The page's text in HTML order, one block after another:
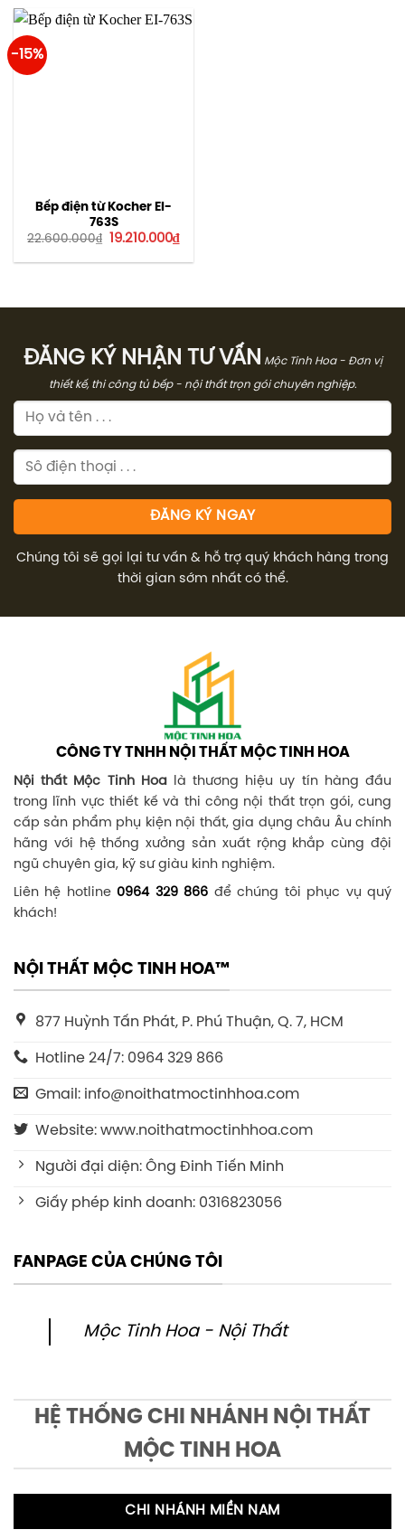
14.880.000₫.
-15%
Bếp điện từ Kocher EI-
763S
22.600.000₫ Giá
là:
19.210.000₫Giá
tại
ĐĂNG KÝ NHẬN TƯ VẤN
Mộc Tinh Hoa - Đơn vị
thiết kế, thi công tủ bếp - nội thất trọn gói chuyên nghiệp.
Chúng tôi sẽ gọi lại tư vấn & hỗ trợ quý khách hàng trong
thời gian sớm nhất có thể.
CÔNG TY TNHH NỘI THẤT MỘC TINH HOA
Nội thất Mộc Tinh Hoalà thương hiệu uy tín hàng đầu
trong lĩnh vực thiết kế và thi công nội thất trọn gói, cung
cấp sản phẩm phụ kiện nội thất, gia dụng châu Âu chính
hãng với hệ thống xưởng sản xuất rộng khắp cùng đội
ngũ chuyên gia, kỹ sư giàu kinh nghiệm.
Liên hệ hotline 0964 329 866 để chúng tôi phục vụ quý
khách!
NỘI THẤT MỘC TINH HOA™
877 Huỳnh Tấn Phát, P. Phú Thuận, Q. 7, HCM
Hotline 24/7: 0964 329 866
Gmail: info@noithatmoctinhhoa.com
Website: www.noithatmoctinhhoa.com
Người đại diện: Ông Đinh Tiến Minh
Giấy phép kinh doanh: 0316823056
FANPAGE CỦA CHÚNG TÔI
Mộc Tinh Hoa - Nội Thất
HỆ THỐNG CHI NHÁNH NỘI THẤT
MỘC TINH HOA
CHI NHÁNH MIỀN NAM